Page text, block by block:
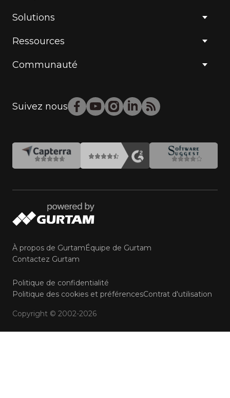
Solutions
Ressources
Communauté
Suivez nous
À propos de GurtamÉquipe de Gurtam
Contactez Gurtam
Politique de confidentialité
Politique des cookies et préférencesContrat d'utilisation
Copyright © 2002-2026